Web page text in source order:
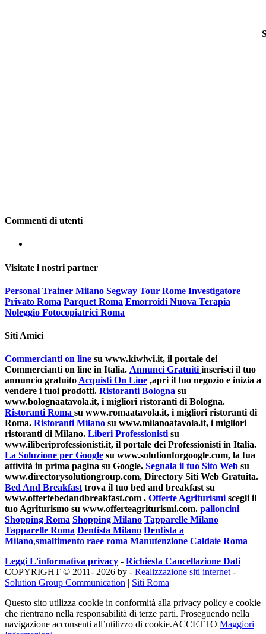
Commenti di utenti
Visitate i nostri partner
Personal Trainer Milano Segway Tour Rome Investigatore
Privato Roma Parquet Roma Emorroidi Nuova Terapia
Noleggio Fotocopiatrici Roma
Siti Amici
Commercianti on line su www.kiwiwi.it, il portale dei
Commercianti on line in Italia. Annunci Gratuitiinserisci il tuo
annuncio gratuitoAcquisti On Line ,apri il tuo negozio e inizia a
vendere i tuoi prodotti. Ristoranti Bologna su
www.bolognaatavola.it, i migliori ristoranti di Bologna.
Ristoranti Roma su www.romaatavola.it, i migliori ristoranti di
Roma. Ristoranti Milano su www.milanoatavola.it, i migliori
ristoranti di Milano. Liberi Professionistisu
www.iliberiprofessionisti.it, il portale dei Professionisti in Italia.
La Soluzione per Google su www.solutionforgoogle.com, la tua
attività in prima pagina su Google. Segnala il tuo Sito Web su
www.directorysolutiongroup.com, Directory Siti Web Gratuita.
Bed And Breakfasttrova il tuo bed and breakfast su
www.offertebedandbreakfast.com . Offerte Agriturismiscegli il
tuo Agriturismo su www.offerteagriturismi.com. palloncini
Shopping Roma Shopping Milano Tapparelle Milano
Tapparelle Roma Dentista Milano Dentista a
Milano,smaltimento raee roma Manutenzione Caldaie Roma
Leggi L'informativa privacy - Richiesta Cancellazione Dati
COPYRIGHT © 2011- 2026 by - Realizzazione siti internet-
Solution Group Communication | Siti Roma
Questo sito utilizza cookie in conformità alla privacy policy e cookie
che rientrano nella responsabilità di terze parti. Proseguendo nella
navigazione acconsenti all’utilizzo di cookie.ACCETTO Maggiori